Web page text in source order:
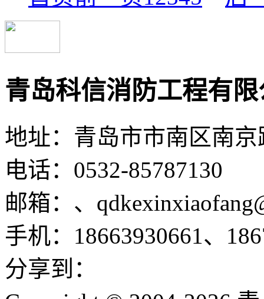
青岛科信消防工程有
地址：青岛市市南区南京
电话：0532-85787130
邮箱：、
手机：18663930661、
分享到：